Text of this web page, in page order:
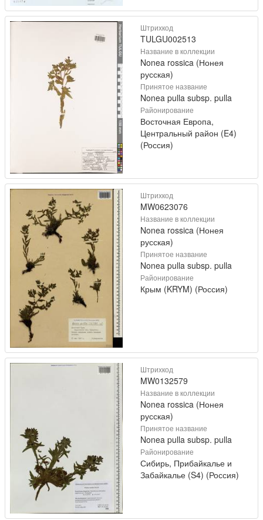
Штрихкод
TULGU002513
Название в коллекции
Nonea rossica (Нонея
русская)
Принятое название
Nonea pulla subsp. pulla
Районирование
Восточная Европа,
Центральный район (E4)
(Россия)
Штрихкод
MW0623076
Название в коллекции
Nonea rossica (Нонея
русская)
Принятое название
Nonea pulla subsp. pulla
Районирование
Крым (KRYM) (Россия)
Штрихкод
MW0132579
Название в коллекции
Nonea rossica (Нонея
русская)
Принятое название
Nonea pulla subsp. pulla
Районирование
Сибирь, Прибайкалье и
Забайкалье (S4) (Россия)